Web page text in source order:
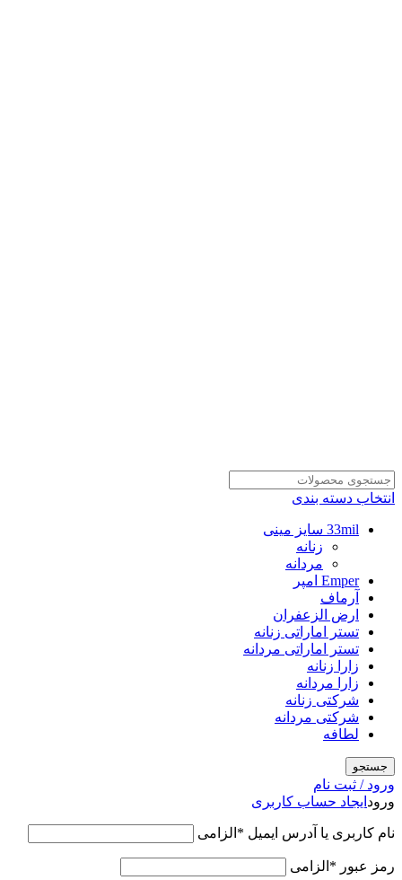
انتخاب دسته بندی
33mil سایز مینی
زنانه
مردانه
Emper امپر
آرماف
ارض الزعفران
تستر اماراتی زنانه
تستر اماراتی مردانه
زارا زنانه
زارا مردانه
شرکتی زنانه
شرکتی مردانه
لطافه
جستجو
ورود / ثبت نام
ورود ایجاد حساب کاربری
نام کاربری یا آدرس ایمیل * الزامی
رمز عبور * الزامی